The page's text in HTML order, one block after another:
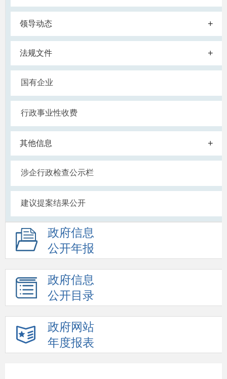
领导动态 +
法规文件 +
国有企业
行政事业性收费
其他信息 +
涉企行政检查公示栏
建议提案结果公开
政府信息
公开年报
政府信息
公开目录
政府网站
年度报表